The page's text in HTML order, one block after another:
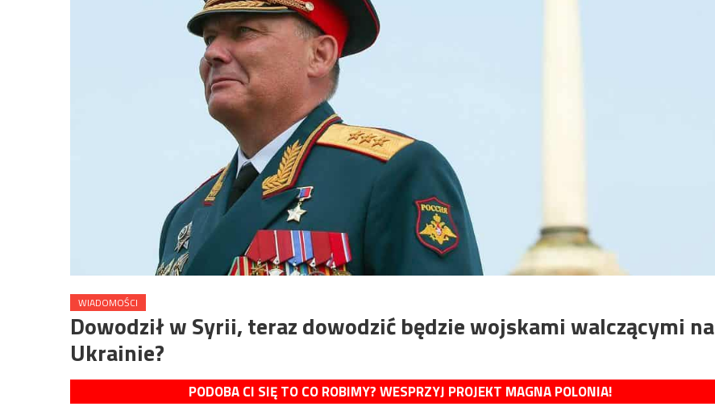
WIADOMOŚCI
Dowodził w Syrii, teraz dowodzić będzie wojskami walczącymi na
Ukrainie?
PODOBA CI SIĘ TO CO ROBIMY? WESPRZYJ PROJEKT MAGNA POLONIA!